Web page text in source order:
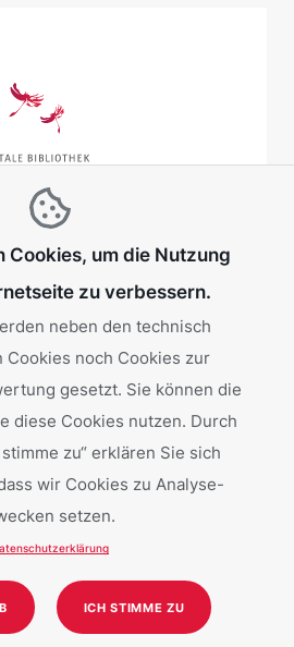
Cookies, um die Nutzung
zu verbessern.
neben den technisch
noch Cookies zur
gesetzt. Sie können die
diese Cookies nutzen. Durch
zu“ erklären Sie sich
wir Cookies zu Analyse-
setzen.
ICH STIMME ZU
Daten nutzen Über uns